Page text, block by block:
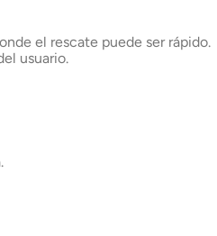
el rescate puede ser rápido.
usuario.